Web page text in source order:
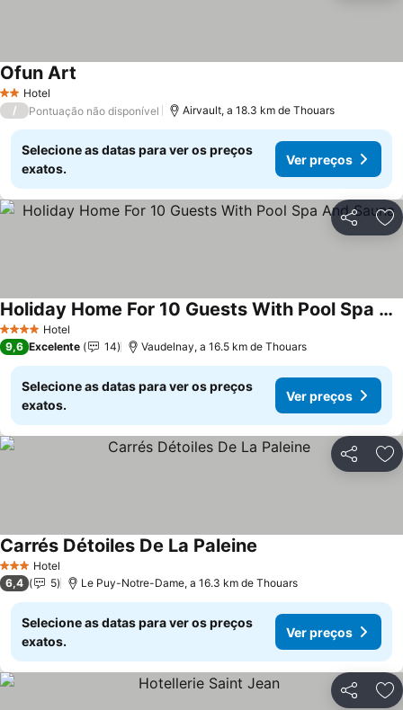
2 Estrelas
Hotel
Ofun Art
/ Pontuação não disponível Airvault, a 18.3 km de Thouars
Selecione as datas para ver os preços
exatos.
Ver preços
Partilhar
4 EstrelasHotel
Holiday Home For 10 Guests With Pool Spa And Sauna
Ver preços
9,6 Excelente 14 Vaudelnay, a 16.5 km de Thouars
Selecione as datas para ver os preços
exatos.
Ver preços
Partilhar
3 EstrelasHotel
Carrés Détoiles De La Paleine
6,4 5 Le Puy-Notre-Dame, a 16.3 km de Thouars
Selecione as datas para ver os preços
exatos.
Ver preços
Partilhar